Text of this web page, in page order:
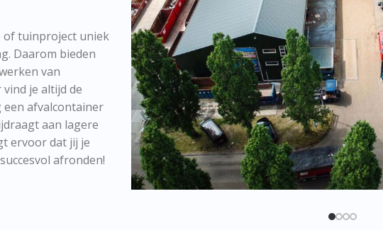
of tuinproject uniek
Daarom bieden
van
je altijd de
afvalcontainer
aan lagere
ervoor dat jij je
afronden!